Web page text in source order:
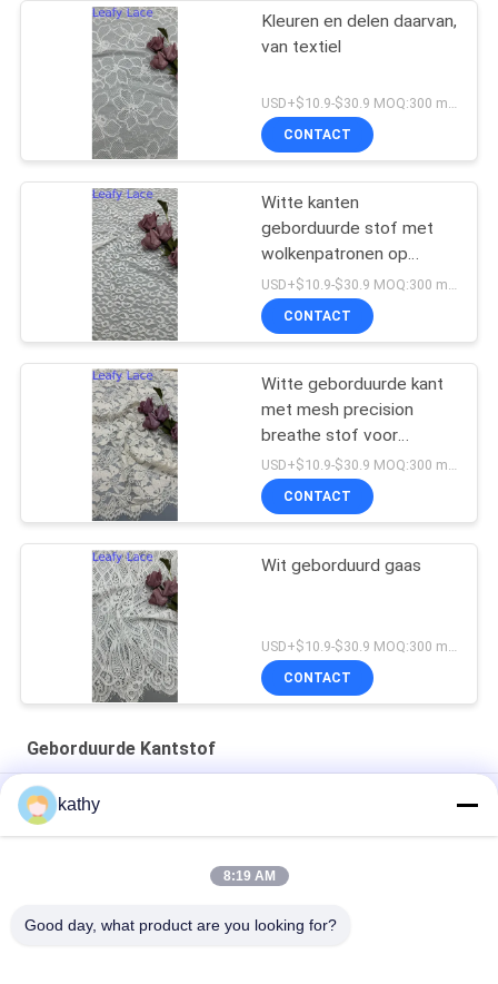
Kleuren en delen daarvan,
van textiel
CONTACT
Witte kanten
geborduurde stof met
wolkenpatronen op
gaasgrond voor
trouwjurken
CONTACT
Witte geborduurde kant
met mesh precision
breathe stof voor
formele kleding
USD+$10.9-$30.9 MOQ:300 meter.
CONTACT
Wit geborduurd gaas
USD+$10.9-$30.9 MOQ:300 meter.
CONTACT
Geborduurde Kantstof
Kanten Stof Wit Geborduurd Kanten Stof Aangepast Ontwerp
Luxe Geborduurde Kanten Stof Goede Kwaliteit Bloemen
kathy
8:19 AM
Good day, what product are you looking for?